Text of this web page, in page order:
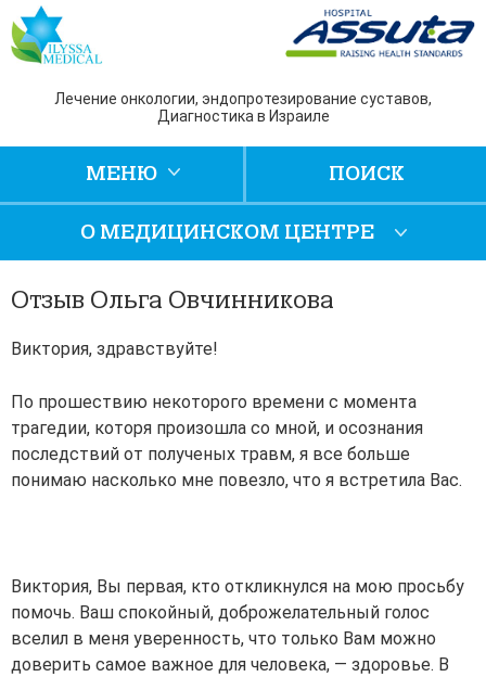
Лечение онкологии, эндопротезирование суставов,
Диагностика в Израиле
ПОИСК
МЕНЮ
Отзыв Ольга Овчинникова
Виктория, здравствуйте!
По прошествию некоторого времени с момента
трагедии, которя произошла со мной, и осознания
последствий от полученых травм, я все больше
понимаю насколько мне повезло, что я встретила Вас.
Виктория, Вы первая, кто откликнулся на мою просьбу
помочь. Ваш спокойный, доброжелательный голос
вселил в меня уверенность, что только Вам можно
доверить самое важное для человека, — здоровье. В
О МЕДИЦИНСКОМ ЦЕНТРЕ